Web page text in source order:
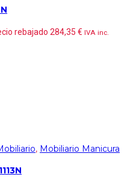
rebajado 284,35 € IVA inc.
, Mobiliario Manicura